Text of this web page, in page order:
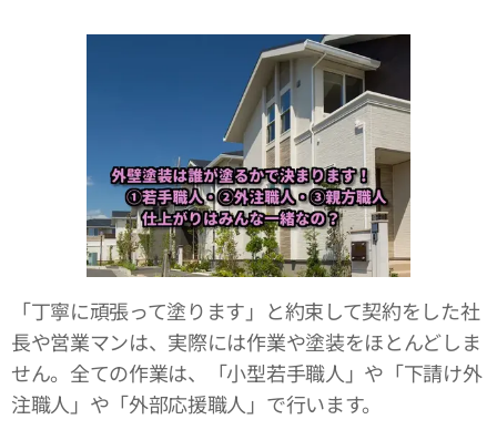
「丁寧に頑張って塗ります」と約束して契約をした社
長や営業マンは、実際には作業や塗装をほとんどしま
せん。全ての作業は、「小型若手職人」や「下請け外
注職人」や「外部応援職人」で行います。